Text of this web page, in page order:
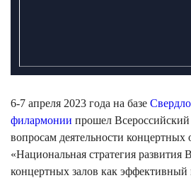
6-7 апреля 2023 года на базе
филармонии прошел
вопросам деятельности концертных
«Национальная стратегия развития
концертных залов как эффективный